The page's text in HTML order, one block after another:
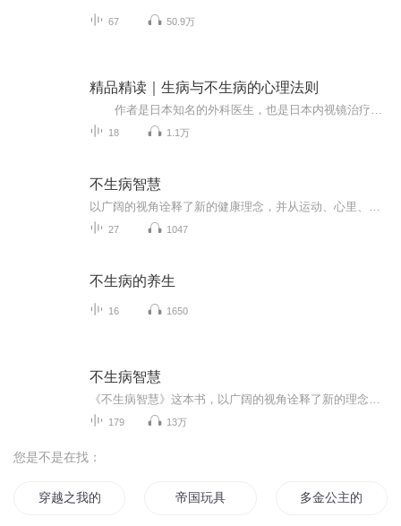
67 50.9万
精品精读｜生病与不生病的心理法则
18 1.1万
不生病智慧
27 1047
不生病的养生
16 1650
不生病智慧
179 13万
您是不是在找：
穿越之我的熊 帝国玩具 多金公主的撒旦